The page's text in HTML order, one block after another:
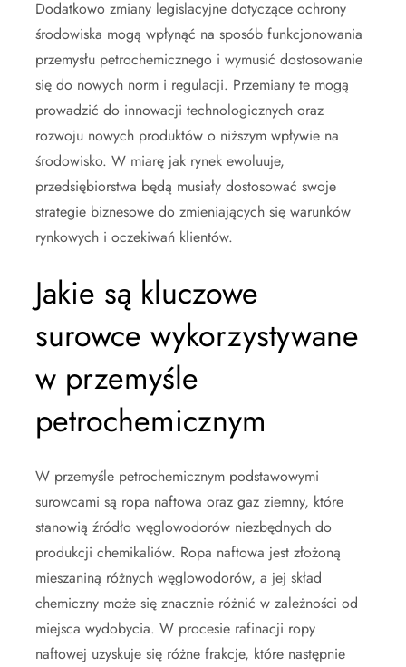
Dodatkowo zmiany legislacyjne dotyczące ochrony
środowiska mogą wpłynąć na sposób funkcjonowania
przemysłu petrochemicznego i wymusić dostosowanie
się do nowych norm i regulacji. Przemiany te mogą
prowadzić do innowacji technologicznych oraz
rozwoju nowych produktów o niższym wpływie na
środowisko. W miarę jak rynek ewoluuje,
przedsiębiorstwa będą musiały dostosować swoje
strategie biznesowe do zmieniających się warunków
rynkowych i oczekiwań klientów.
Jakie są kluczowe
surowce wykorzystywane
w przemyśle
petrochemicznym
W przemyśle petrochemicznym podstawowymi
surowcami są ropa naftowa oraz gaz ziemny, które
stanowią źródło węglowodorów niezbędnych do
produkcji chemikaliów. Ropa naftowa jest złożoną
mieszaniną różnych węglowodorów, a jej skład
chemiczny może się znacznie różnić w zależności od
miejsca wydobycia. W procesie rafinacji ropy
naftowej uzyskuje się różne frakcje, które następnie